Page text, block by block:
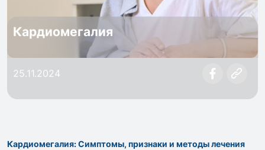
Кардиомегалия
25.11.2024
Кардиомегалия: Симптомы, признаки и методы лечения